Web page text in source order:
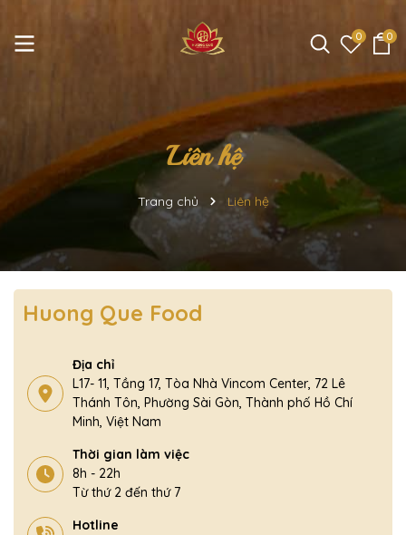
0 0
Liên hệ
Trang chủ Liên hệ
Huong Que Food
Địa chỉ
L17- 11, Tầng 17, Tòa Nhà Vincom Center, 72 Lê
Thánh Tôn, Phường Sài Gòn, Thành phố Hồ Chí
Minh, Việt Nam
Thời gian làm việc
8h - 22h
Từ thứ 2 đến thứ 7
Hotline